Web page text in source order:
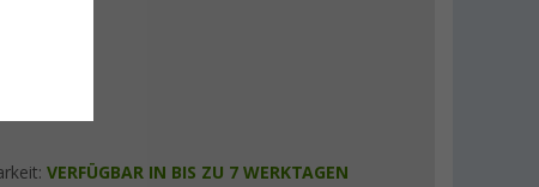
VERFÜGBAR IN BIS ZU 7 WERKTAGEN